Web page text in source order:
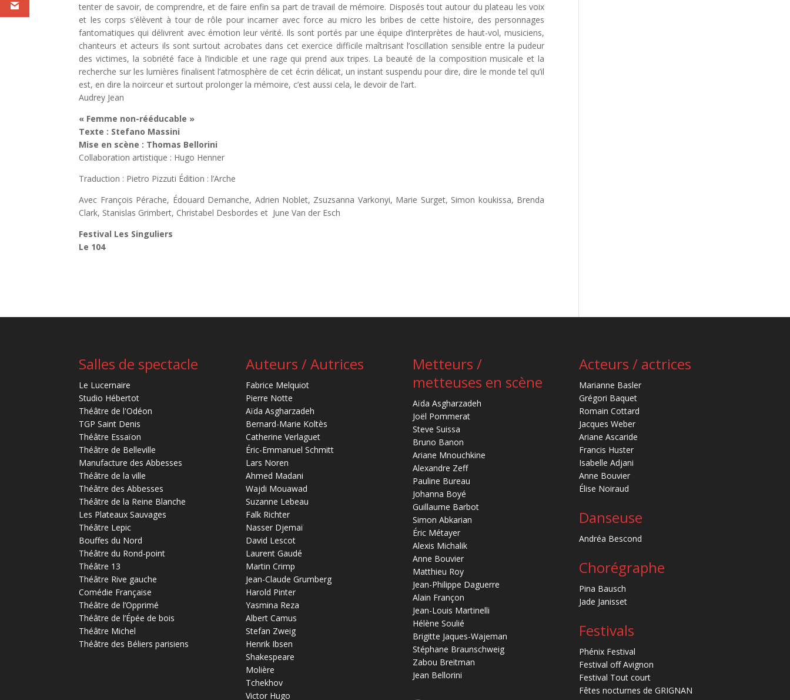
tenter de savoir, de comprendre, et de faire enfin sa part de travail de mémoire. Disposés tout autour du plateau les voix
et les corps s’élèvent à tour de rôle pour incarner avec force au micro les bribes de cette histoire, des personnages
fantomatiques qui délivrent avec émotion leur vérité. Ils sont portés par une équipe d’interprètes de haut-vol, musiciens,
chanteurs et acteurs ils sont surtout acrobates dans cet exercice difficile maîtrisant l’oscillation sensible entre la pudeur
des victimes, la sobriété face à l’indicible et une rage qui prend aux tripes. La beauté de la composition musicale et la
recherche sur les lumières finalisent l’atmosphère de cet écrin délicat, un instant suspendu pour dire, dire le monde tel qu’il
est, en dire la noirceur et surtout prolonger la mémoire, c’est aussi cela, le devoir de l’art.
Audrey Jean
« Femme non-rééducable »
Texte : Stefano Massini
Mise en scène : Thomas Bellorini
Collaboration artistique : Hugo Henner
Traduction : Pietro Pizzuti Édition : l’Arche
Avec François Pérache, Édouard Demanche, Adrien Noblet, Zsuzsanna Varkonyi, Marie Surget, Simon koukissa, Brenda
Clark, Stanislas Grimbert, Christabel Desbordes et June Van der Esch
Festival Les Singuliers
Le 104
Salles de spectacle
Le Lucernaire
Studio Hébertot
Théâtre de l'Odéon
TGP Saint Denis
Théâtre Essaïon
Théâtre de Belleville
Manufacture des Abbesses
Théâtre de la ville
Théâtre des Abbesses
Théâtre de la Reine Blanche
Les Plateaux Sauvages
Théâtre Lepic
Bouffes du Nord
Théâtre du Rond-point
Théâtre 13
Théâtre Rive gauche
Comédie Française
Théâtre de l’Opprimé
Théâtre de l’Épée de bois
Théâtre Michel
Théâtre des Béliers parisiens
Auteurs / Autrices
Fabrice Melquiot
Pierre Notte
Aïda Asgharzadeh
Bernard-Marie Koltès
Catherine Verlaguet
Éric-Emmanuel Schmitt
Lars Noren
Ahmed Madani
Wajdi Mouawad
Suzanne Lebeau
Falk Richter
Nasser Djemaï
David Lescot
Laurent Gaudé
Martin Crimp
Jean-Claude Grumberg
Harold Pinter
Yasmina Reza
Albert Camus
Stefan Zweig
Henrik Ibsen
Shakespeare
Molière
Tchekhov
Victor Hugo
Metteurs /
metteuses en scène
Aïda Asgharzadeh
Joël Pommerat
Steve Suissa
Bruno Banon
Ariane Mnouchkine
Alexandre Zeff
Pauline Bureau
Johanna Boyé
Guillaume Barbot
Simon Abkarian
Éric Métayer
Alexis Michalik
Anne Bouvier
Matthieu Roy
Jean-Philippe Daguerre
Alain Françon
Jean-Louis Martinelli
Hélène Soulié
Brigitte Jaques-Wajeman
Stéphane Braunschweig
Zabou Breitman
Jean Bellorini
Acteurs / actrices
Marianne Basler
Grégori Baquet
Romain Cottard
Jacques Weber
Ariane Ascaride
Francis Huster
Isabelle Adjani
Anne Bouvier
Élise Noiraud
Danseuse
Andréa Bescond
Chorégraphe
Pina Bausch
Jade Janisset
Festivals
Phénix Festival
Festival off Avignon
Festival Tout court
Fêtes nocturnes de GRIGNAN